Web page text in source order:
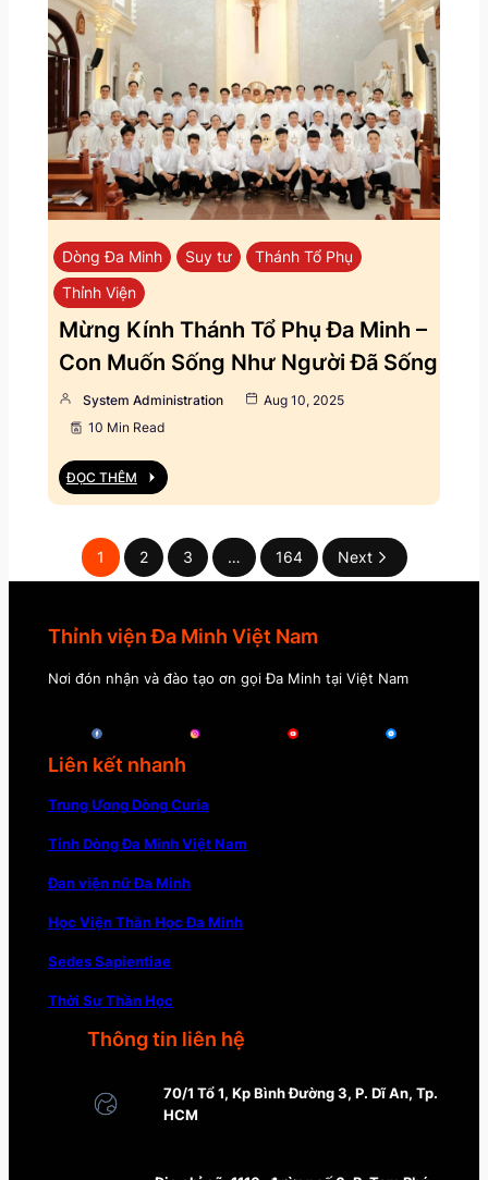
Dòng Đa Minh Suy tư
Thánh Tổ Phụ
Thỉnh Viện
Mừng Kính Thánh Tổ Phụ Đa Minh –
Con Muốn Sống Như Người Đã Sống
System Administration
Aug 10, 2025
10 Min Read
ĐỌC THÊM
1 2 3 … 164 Next
Thỉnh viện Đa Minh Việt Nam
Nơi đón nhận và đào tạo ơn gọi Đa Minh tại Việt Nam
Liên kết nhanh
Trung Ương Dòng Curia
Tỉnh Dòng Đa Minh Việt Nam
Đan viện nữ Đa Minh
Học Viện Thần Học Đa Minh
Sedes Sapientiae
Thời Sự Thần Học
Thông tin liên hệ
70/1 Tổ 1, Kp Bình Đường 3, P. Dĩ An, Tp.
HCM